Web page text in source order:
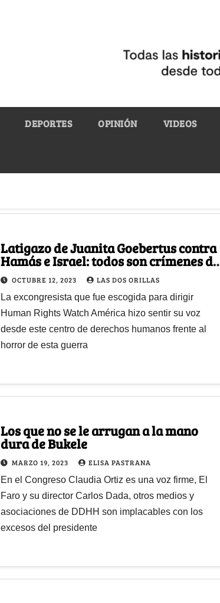
DEPORTES OPINIÓN VIDEOS
Latigazo de Juanita Goebertus contra
Hamás e Israel: todos son crímenes de
guerra
OCTUBRE 12, 2023 LAS DOS ORILLAS
La excongresista que fue escogida para dirigir
Human Rights Watch América hizo sentir su voz
desde este centro de derechos humanos frente al
horror de esta guerra
Los que no se le arrugan a la mano
dura de Bukele
MARZO 19, 2023 ELISA PASTRANA
En el Congreso Claudia Ortiz es una voz firme, El
Faro y su director Carlos Dada, otros medios y
asociaciones de DDHH son implacables con los
excesos del presidente